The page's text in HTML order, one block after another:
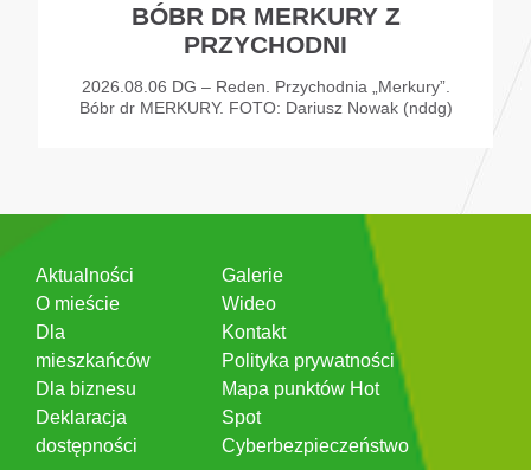
BÓBR DR MERKURY Z
PRZYCHODNI
2026.08.06 DG – Reden. Przychodnia „Merkury”.
Bóbr dr MERKURY. FOTO: Dariusz Nowak (nddg)
Aktualności
O mieście
Dla
mieszkańców
Dla biznesu
Deklaracja
dostępności
Galerie
Wideo
Kontakt
Polityka prywatności
Mapa punktów Hot
Spot
Cyberbezpieczeństwo